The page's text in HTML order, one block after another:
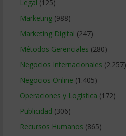
Legal (125)
Marketing(988)
Marketing Digital (247)
Métodos Gerenciales (280)
Negocios Internacionales (2.257)
Negocios Online (1.405)
Operaciones y Logística (172)
Publicidad (306)
Recursos Humanos (865)